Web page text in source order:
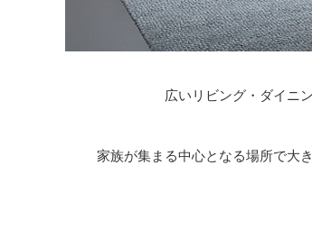
広いリビング・ダイニ
家族が集まる中心となる場所で大